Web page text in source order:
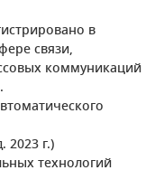
в
связи,
коммуникаций
2023 г.)
технологий